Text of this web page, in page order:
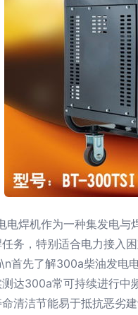
焊机作为一种集发电
务，特别适合电力接入
首先了解300a柴油发电
达300a常可持续进行
清洁节能易于抵抗恶劣